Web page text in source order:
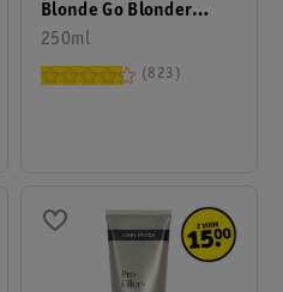
Blonde Go Blonder
Lightening Shampoo
250ml
823